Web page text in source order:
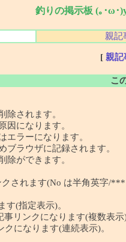
釣りの掲示板 (｡･ω･
親記
[ 親記
こ
除されます。
因になります。
エラーになります。
ブラウザに記録されます。
除ができます。
されます(No は半角英字/***
(指定表示)。
リンクになります(複数表示)
になります(連続表示)。